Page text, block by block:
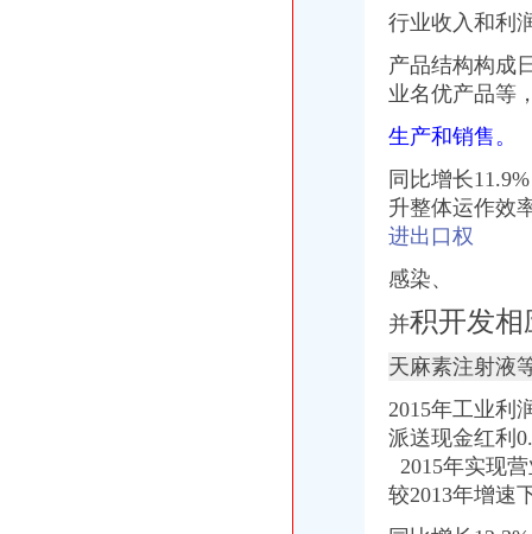
海门临江新区货运代理业务求职_海门临江新区货运代理业务找工作_
南方媒：北京市君合律师事务所关于南方出版媒股份有限公司发行
日本双清包税到门物流货代代理日本清关公司日本空运专线
行业收入和利
产品结构构成
业名优产品等
生产和销售。
同比增长
升整体运作
进出口权
感染、
并积开发相
天麻素注射液
2015年工业利
派送现金红利
2015年实现
较2013年增速